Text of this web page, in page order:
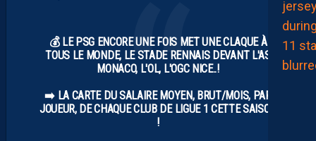
💰 LE PSG ENCORE UNE FOIS MET UNE CLAQUE À
TOUS LE MONDE, LE STADE RENNAIS DEVANT L'AS
MONACO, L'OL, L'OGC NICE..!
➡️ LA CARTE DU SALAIRE MOYEN, BRUT/MOIS, PAR
JOUEUR, DE CHAQUE CLUB DE LIGUE 1 CETTE SAISON
!